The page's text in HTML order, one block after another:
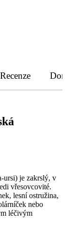
Recenze
ursi) je zakrslý, v
vřesovcovité.
lesní ostružina,
nebo
léčivým